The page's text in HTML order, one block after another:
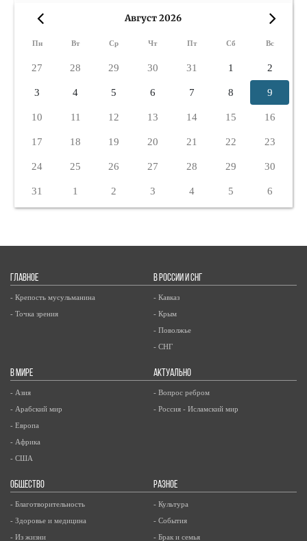
Август 2026
Пн Вт Ср Чт Пт Сб Вс
27 28 29 30 31 1 2
3 4 5 6 7 8 9
10 11 12 13 14 15 16
17 18 19 20 21 22 23
24 25 26 27 28 29 30
31 1 2 3 4 5 6
ГЛАВНОЕ
- Крепость мусульманина
- Точка зрения
В РОССИИ И СНГ
- Кавказ
- Крым
- Поволжье
- СНГ
В МИРЕ
- Азия
- Арабский мир
- Европа
- Африка
- США
АКТУАЛЬНО
- Вопрос ребром
- Россия - Исламский мир
ОБЩЕСТВО
- Благотворительность
- Здоровье и медицина
- Из жизни
РАЗНОЕ
- Культура
- События
- Брак и семья